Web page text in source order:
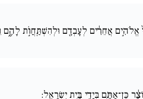
אֲחֵרִ֔ים לְעָבְדָ֖ם וּלְהִשְׁתַּֽחֲו‍ֹ֣ת לָהֶ֑ם
כֵּן־אַתֶּ֥ם בְּיָדִ֖י בֵּ֥ית יִשְׂרָאֵֽל: